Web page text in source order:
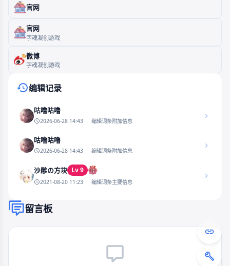
留言板
官网
官网
字魂凝创游戏
微博
字魂凝创游戏
编辑记录
咕噜咕噜
2026-06-28 14:43 编辑词条附加信息
咕噜咕噜
2026-06-28 14:43 编辑词条附加信息
沙雕の方块 Lv 9
2021-08-20 11:23 编辑词条主要信息